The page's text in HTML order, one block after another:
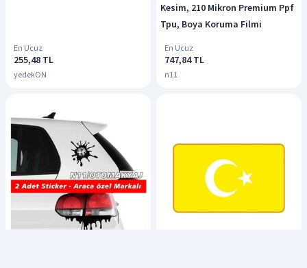
En Ucuz
255,48 TL
yedekON
Kesim, 210 Mikron Premium Ppf
Tpu, Boya Koruma Filmi
En Ucuz
747,84 TL
n11